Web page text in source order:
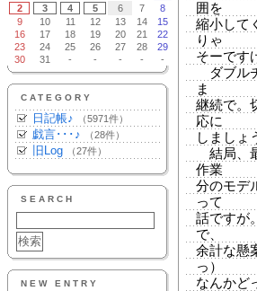
2
3 4 5 6 7
8
9
10 11 12 13 14
15
16
17 18 19 20 21
22
23
24 25 26 27 28
29
30
31 - - - - -
CATEGORY
日記帳♪ （5971件）
戯言･･･♪ （28件）
旧Log （27件）
SEARCH
NEW ENTRY
囲を
縮小して
りゃ
そーです
ダブル
ま
継続で。
応に
しましょ
結局、
作業
分のモデ
って
話ですが
で、
余計な懸
っ）
なんかど